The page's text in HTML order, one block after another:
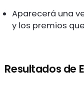
Aparecerá una
y los premios
Resultados de